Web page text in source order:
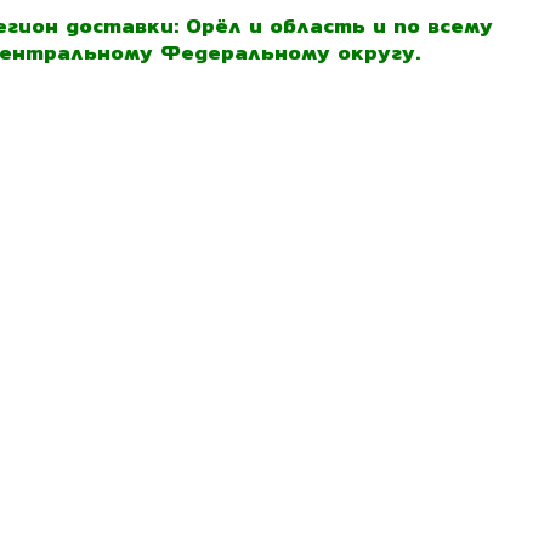
доставки: Орёл и область и по всему
Федеральному округу.